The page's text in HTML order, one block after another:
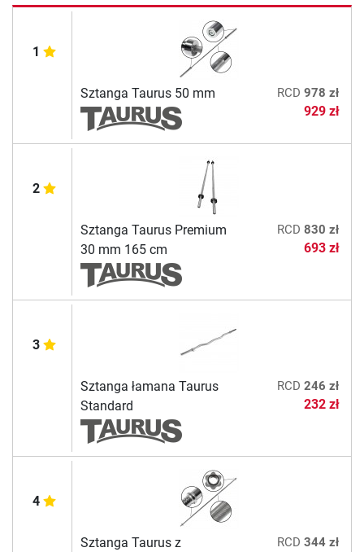
1
Sztanga Taurus 50 mm RCD 978 zł
929 zł
2
Sztanga Taurus Premium
30 mm 165 cm
RCD 830 zł
693 zł
3
Sztanga łamana Taurus
Standard
RCD 246 zł
232 zł
4
Sztanga Taurus z
RCD 344 zł